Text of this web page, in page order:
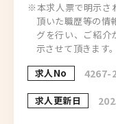
※本求人票で明示さ
頂いた職歴等の情
グを行い、ご紹介
示させて頂きます。
求人No
4267-
求人更新日